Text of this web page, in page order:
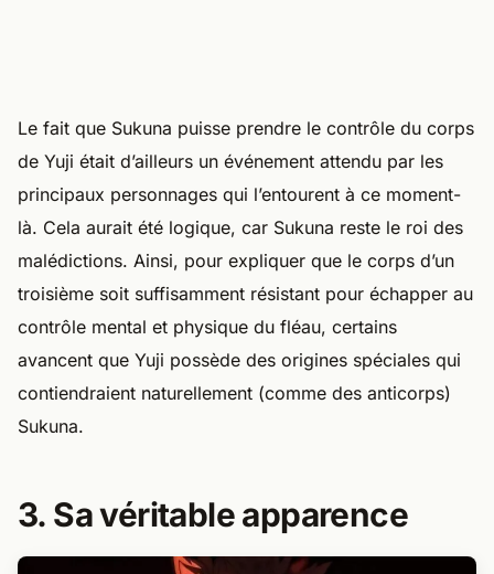
Le fait que Sukuna puisse prendre le contrôle du corps
de Yuji était d’ailleurs un événement attendu par les
principaux personnages qui l’entourent à ce moment-
là. Cela aurait été logique, car Sukuna reste le roi des
malédictions. Ainsi, pour expliquer que le corps d’un
troisième soit suffisamment résistant pour échapper au
contrôle mental et physique du fléau, certains
avancent que Yuji possède des origines spéciales qui
contiendraient naturellement (comme des anticorps)
Sukuna.
3. Sa véritable apparence